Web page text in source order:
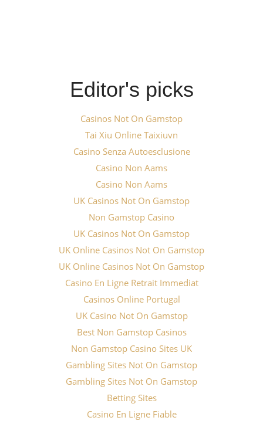
Editor's picks
Casinos Not On Gamstop
Tai Xiu Online Taixiuvn
Casino Senza Autoesclusione
Casino Non Aams
Casino Non Aams
UK Casinos Not On Gamstop
Non Gamstop Casino
UK Casinos Not On Gamstop
UK Online Casinos Not On Gamstop
UK Online Casinos Not On Gamstop
Casino En Ligne Retrait Immediat
Casinos Online Portugal
UK Casino Not On Gamstop
Best Non Gamstop Casinos
Non Gamstop Casino Sites UK
Gambling Sites Not On Gamstop
Gambling Sites Not On Gamstop
Betting Sites
Casino En Ligne Fiable